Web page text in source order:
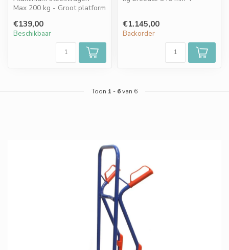
Max 200 kg - Groot platform
€139,00
Beschikbaar
€1.145,00
Backorder
Toon 1 - 6van 6